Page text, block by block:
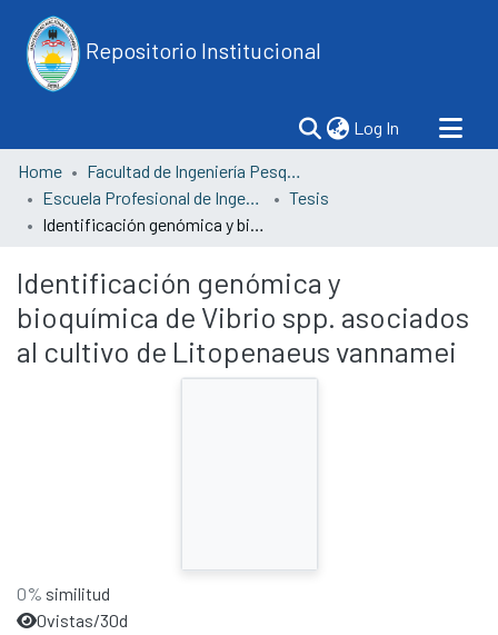
Repositorio Institucional
Log In (current)
Home
Facultad de Ingeniería Pesquera y Ciencias del Mar
Escuela Profesional de Ingeniería Pesquera
Tesis
Identificación genómica y bioquímica de Vibrio spp. asociados al cultivo de Litopenaeus vannamei
Identificación genómica y
bioquímica de Vibrio spp. asociados
al cultivo de Litopenaeus vannamei
0% similitud
0vistas/30d